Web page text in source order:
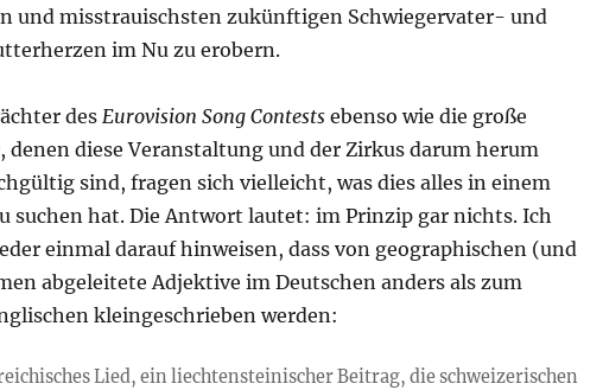
und misstrauischsten zukünftigen Schwiegervater- und
im Nu zu erobern.
desEurovision Song Contestsebenso wie die große
denen diese Veranstaltung und der Zirkus darum herum
sind, fragen sich vielleicht, was dies alles in einem
suchen hat. Die Antwort lautet: im Prinzip gar nichts. Ich
einmal darauf hinweisen, dass von geographischen (und
abgeleitete Adjektive im Deutschen anders als zum
kleingeschrieben werden:
Lied, ein liechtensteinischer Beitrag, die schweizerischen